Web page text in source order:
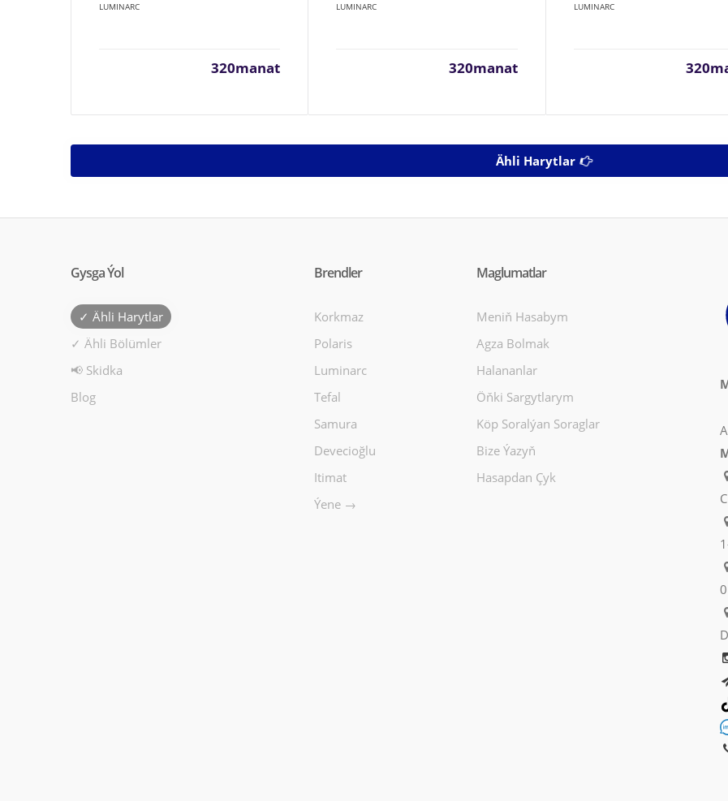
LUMINARC
320manat
LUMINARC
320manat
LUMINARC
Ähli Harytlar
Gysga Ýol
✓ Ähli Harytlar
✓ Ähli Bölümler
📢 Skidka
Blog
Brendler
Korkmaz
Polaris
Luminarc
Tefal
Samura
Devecioğlu
Itimat
Ýene →
Maglumatlar
Meniň Hasabym
Agza Bolmak
Halananlar
Öňki Sargytlarym
Köp Soralýan Soraglar
Bize Ýazyň
Hasapdan Çyk